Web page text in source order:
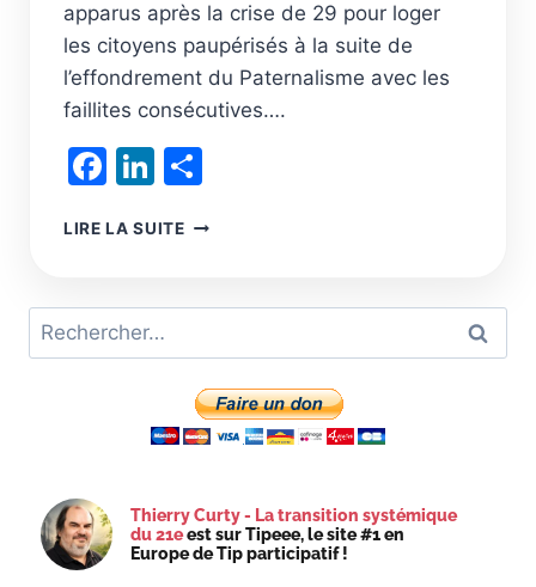
apparus après la crise de 29 pour loger
les citoyens paupérisés à la suite de
l’effondrement du Paternalisme avec les
faillites consécutives….
Facebook
LinkedIn
LIRE LA SUITELA
PROPRIÉTAIRES
?
Rechercher :
Thierry Curty - La transition systémique
du 21eest sur Tipeee, le site #1 en
Europe de Tip participatif !